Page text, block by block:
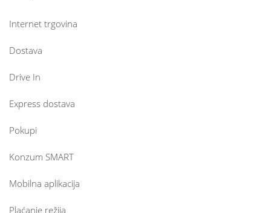
Internet trgovina
Dostava
Drive In
Express dostava
Pokupi
Konzum SMART
Mobilna aplikacija
Plaćanje režija